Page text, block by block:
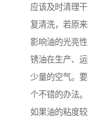
应该及时清理
复清洗，若原
影响油的光亮
锈油在生产、
少量的空气。
个不错的办法。
如果油的粘度